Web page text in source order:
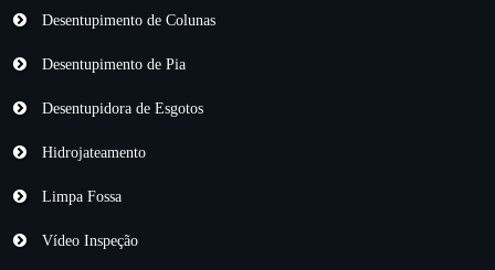
Desentupimento de Colunas
Desentupimento de Pia
Desentupidora de Esgotos
Hidrojateamento
Limpa Fossa
Vídeo Inspeção